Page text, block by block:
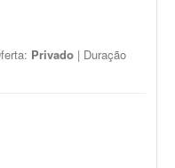
Privado | Duração